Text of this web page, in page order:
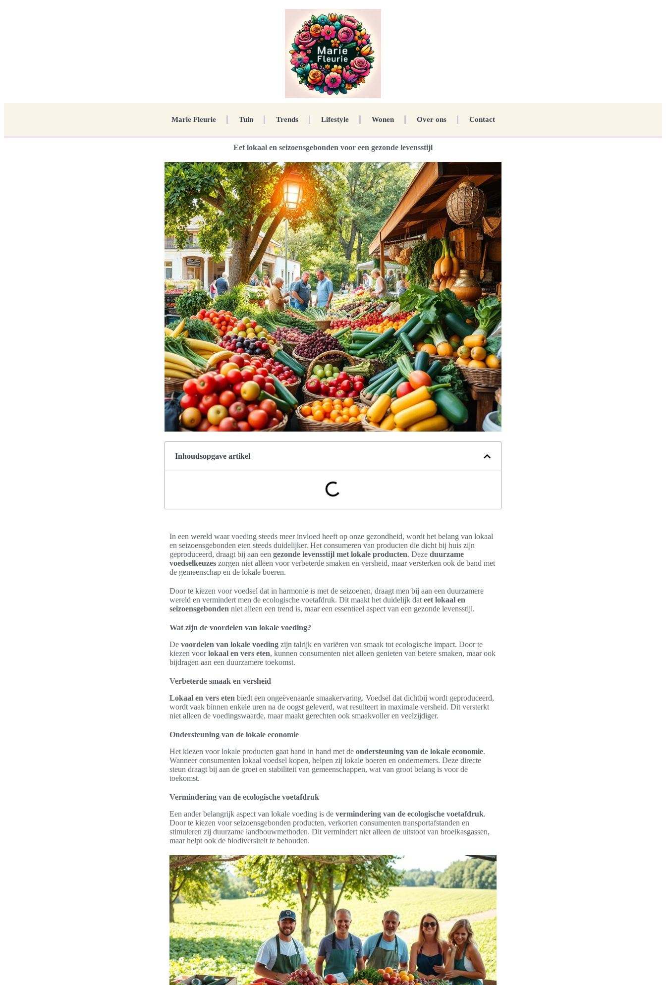
Marie Fleurie Tuin Trends Lifestyle Wonen Over ons Contact
Eet lokaal en seizoensgebonden voor een gezonde levensstijl
Inhoudsopgave artikel
In een wereld waar voeding steeds meer invloed heeft op onze gezondheid, wordt het belang van lokaal
en seizoensgebonden eten steeds duidelijker. Het consumeren van producten die dicht bij huis zijn
geproduceerd, draagt bij aan een gezonde levensstijl met lokale producten. Deze duurzame
voedselkeuzes zorgen niet alleen voor verbeterde smaken en versheid, maar versterken ook de band met
de gemeenschap en de lokale boeren.
Door te kiezen voor voedsel dat in harmonie is met de seizoenen, draagt men bij aan een duurzamere
wereld en vermindert men de ecologische voetafdruk. Dit maakt het duidelijk dat eet lokaal en
seizoensgebonden niet alleen een trend is, maar een essentieel aspect van een gezonde levensstijl.
Wat zijn de voordelen van lokale voeding?
De voordelen van lokale voeding zijn talrijk en variëren van smaak tot ecologische impact. Door te
kiezen voorlokaal en vers eten, kunnen consumenten niet alleen genieten van betere smaken, maar ook
bijdragen aan een duurzamere toekomst.
Verbeterde smaak en versheid
Lokaal en vers eten biedt een ongeëvenaarde smaakervaring. Voedsel dat dichtbij wordt geproduceerd,
wordt vaak binnen enkele uren na de oogst geleverd, wat resulteert in maximale versheid. Dit versterkt
niet alleen de voedingswaarde, maar maakt gerechten ook smaakvoller en veelzijdiger.
Ondersteuning van de lokale economie
Het kiezen voor lokale producten gaat hand in hand met de ondersteuning van de lokale economie.
Wanneer consumenten lokaal voedsel kopen, helpen zij lokale boeren en ondernemers. Deze directe
steun draagt bij aan de groei en stabiliteit van gemeenschappen, wat van groot belang is voor de
toekomst.
Vermindering van de ecologische voetafdruk
Een ander belangrijk aspect van lokale voeding is de vermindering van de ecologische voetafdruk.
Door te kiezen voor seizoensgebonden producten, verkorten consumenten transportafstanden en
stimuleren zij duurzame landbouwmethoden. Dit vermindert niet alleen de uitstoot van broeikasgassen,
maar helpt ook de biodiversiteit te behouden.